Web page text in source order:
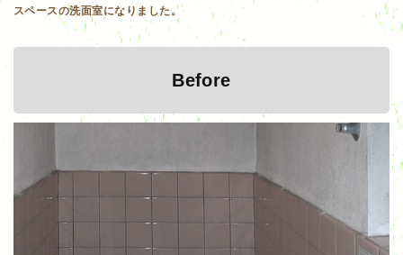
スペースの洗面室になりました。
Before